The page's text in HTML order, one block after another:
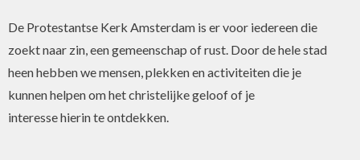
De Protestantse Kerk Amsterdam is er voor iedereen die
zoekt naar zin, een gemeenschap of rust. Door de hele stad
heen hebben we mensen, plekken en activiteiten die je
kunnen helpen om het christelijke geloof of je
interesse hierin te ontdekken.